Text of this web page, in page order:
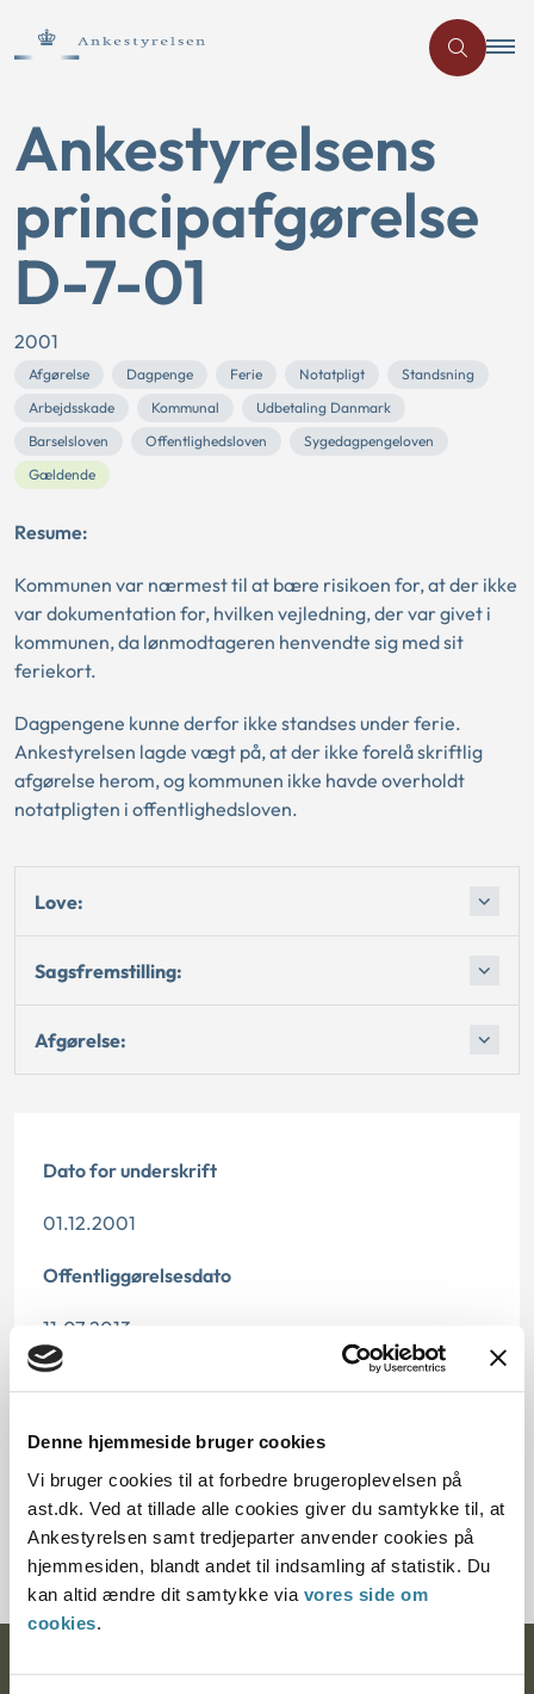
Denne hjemmeside bruger cookies
Vi bruger cookies til at forbedre brugeroplevelsen på
ast.dk. Ved at tillade alle cookies giver du samtykke til, at
Ankestyrelsen samt tredjeparter anvender cookies på
hjemmesiden, blandt andet til indsamling af statistik. Du
kan altid ændre dit samtykke via vores side om
cookies.
Ankestyrelsens
principafgørelse
D-7-01
2001
Afgørelse Dagpenge Ferie Notatpligt
Standsning
Arbejdsskade
Kommunal
Udbetaling Danmark
Barselsloven
Offentlighedsloven
Sygedagpengeloven
Gældende
Resume:
Kommunen var nærmest til at bære risikoen for, at der ikke
var dokumentation for, hvilken vejledning, der var givet i
kommunen, da lønmodtageren henvendte sig med sit
feriekort.
Dagpengene kunne derfor ikke standses under ferie.
Ankestyrelsen lagde vægt på, at der ikke forelå skriftlig
afgørelse herom, og kommunen ikke havde overholdt
notatpligten i offentlighedsloven.
Love:
Sagsfremstilling:
Afgørelse:
Dato for underskrift
01.12.2001
Offentliggørelsesdato
11.07.2013
Paragraf
§ 5 § 7 § 6
Journalnummer
700207-01
Ankestyrelsen